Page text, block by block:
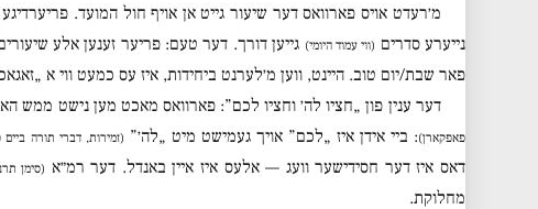
מ׳רעדט אויס פארוואס דער שיעור גייט אן אויף חול המועד.
נייערע סדרים (ווי עמוד היומי) גייען דורך. דער טעם: פריער זענען אלע
פאר שבת/יום טוב. היינט, ווען מ׳לערנט ביחידות, איז עס כמעט ווי א
דער ענין פון „חציו לה׳ וחציו לכם”: פארוואס מאכט מען נישט ממש
פאפקארן): ביי אידן איז „לכם” אויך געמישט מיט „לה׳” (זמירות, דברי תורה ביים
דאס איז דער חסידישער וועג — אלעס איז איין באנדל. דער רמ״א (סימן
מחלוקת.